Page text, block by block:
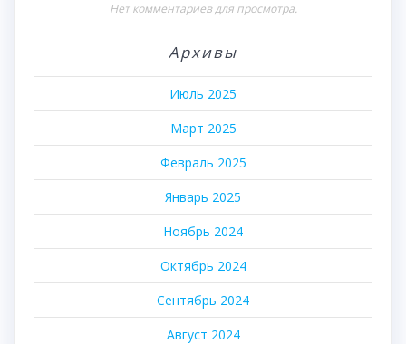
Нет комментариев для просмотра.
Архивы
Июль 2025
Март 2025
Февраль 2025
Январь 2025
Ноябрь 2024
Октябрь 2024
Сентябрь 2024
Август 2024